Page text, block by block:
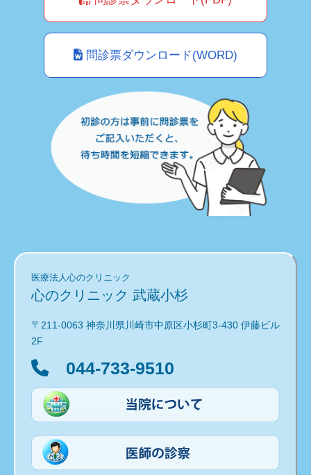
問診票ダウンロード(WORD)
医療法人心のクリニック
心のクリニック 武蔵小杉
〒211-0063 神奈川県川崎市中原区小杉町3-430 伊藤ビル
2F
044-733-9510